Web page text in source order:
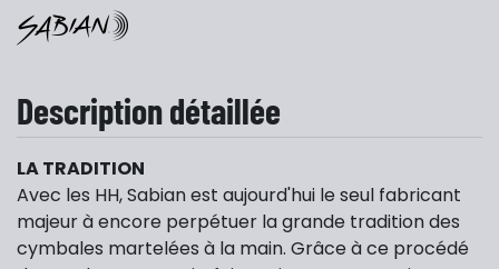
Description détaillée
LA TRADITION
Avec les HH, Sabian est aujourd'hui le seul fabricant
majeur à encore perpétuer la grande tradition des
cymbales martelées à la main. Grâce à ce procédé